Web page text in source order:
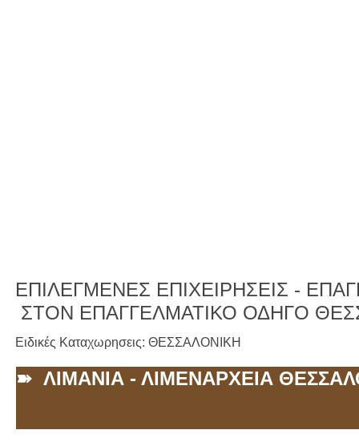
ΕΠΙΛΕΓΜΕΝΕΣ ΕΠΙΧΕΙΡΗΣΕΙΣ -
ΣΤΟΝ ΕΠΑΓΓΕΛΜΑΤΙΚΟ ΟΔΗΓΟ
Ειδικές Καταχωρησεις: ΘΕΣΣΑΛΟΝΙΚΗ
➽ ΛΙΜΑΝΙΑ - ΛΙΜΕΝΑΡΧΕΙΑ